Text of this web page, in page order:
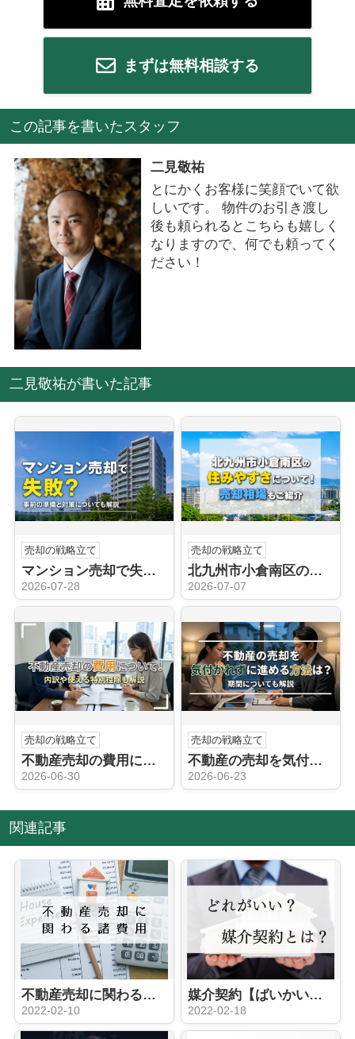
まずは無料相談する
この記事を書いたスタッフ
二見敬祐
とにかくお客様に笑顔でいて欲
しいです。 物件のお引き渡し
後も頼られるとこちらも嬉しく
なりますので、何でも頼ってく
ださい！
二見敬祐が書いた記事
売却の戦略立て
マンション売却で失敗？事前の準備と対策についても解説
2026-07-28
売却の戦略立て
北九州市小倉南区の住みやすさについて！売却相場もご紹介
2026-07-07
売却の戦略立て
不動産売却の費用について！内訳や使える特別控除も解説
2026-06-30
売却の戦略立て
不動産の売却を気付かれずに進める方法は？期間についても解説
2026-06-23
関連記事
不動産売却に関わる諸費用について【北九州市の不動産売却】
2022-02-10
媒介契約【ばいかいけいやく】とは？【北九州市 × 不動産売却】
2022-02-18